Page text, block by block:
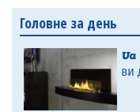
Головне за день
ви